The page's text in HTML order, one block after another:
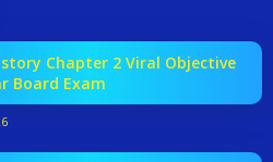
Chapter 2 Viral Objective
Board Exam